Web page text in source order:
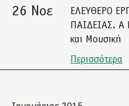
26 Νοε
ΕΛΕΥΘΕΡΟ
ΠΑΙΔΕΙΑΣ. A
και Μουσική
Περισσότερα